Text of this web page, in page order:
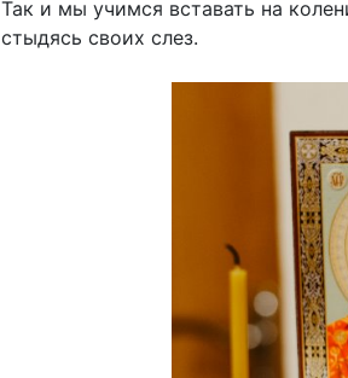
Так и мы учимся вставать на
стыдясь своих слез.